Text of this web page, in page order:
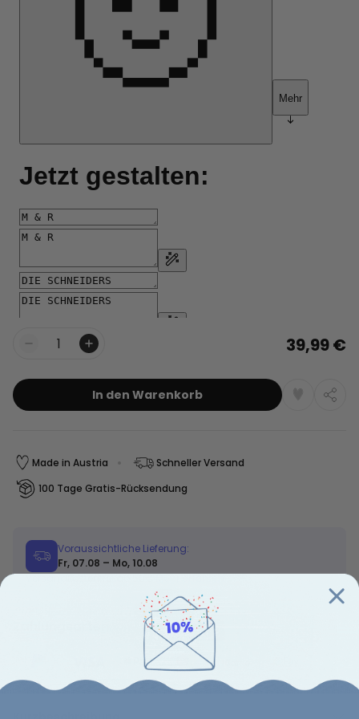
39,99 €
In den Warenkorb
Made in Austria
Schneller Versand
100 Tage Gratis-Rücksendung
Voraussichtliche Lieferung:
Fr, 07.08 – Mo, 10.08
Versandkostenfrei ab 50€Mehr erfahren